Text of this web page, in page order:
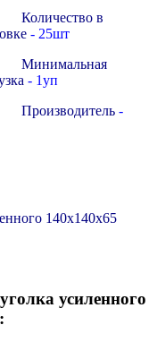
Количество в
- 25шт
Минимальная
- 1уп
Производитель -
140х140х65
усиленного